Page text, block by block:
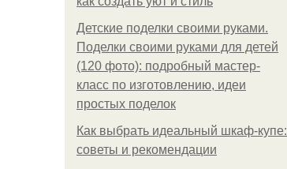
Детские поделки своими руками.
Поделки своими руками для детей
(120 фото): подробный мастер-
класс по изготовлению, идеи
простых поделок
Как выбрать идеальный шкаф-купе:
советы и рекомендации